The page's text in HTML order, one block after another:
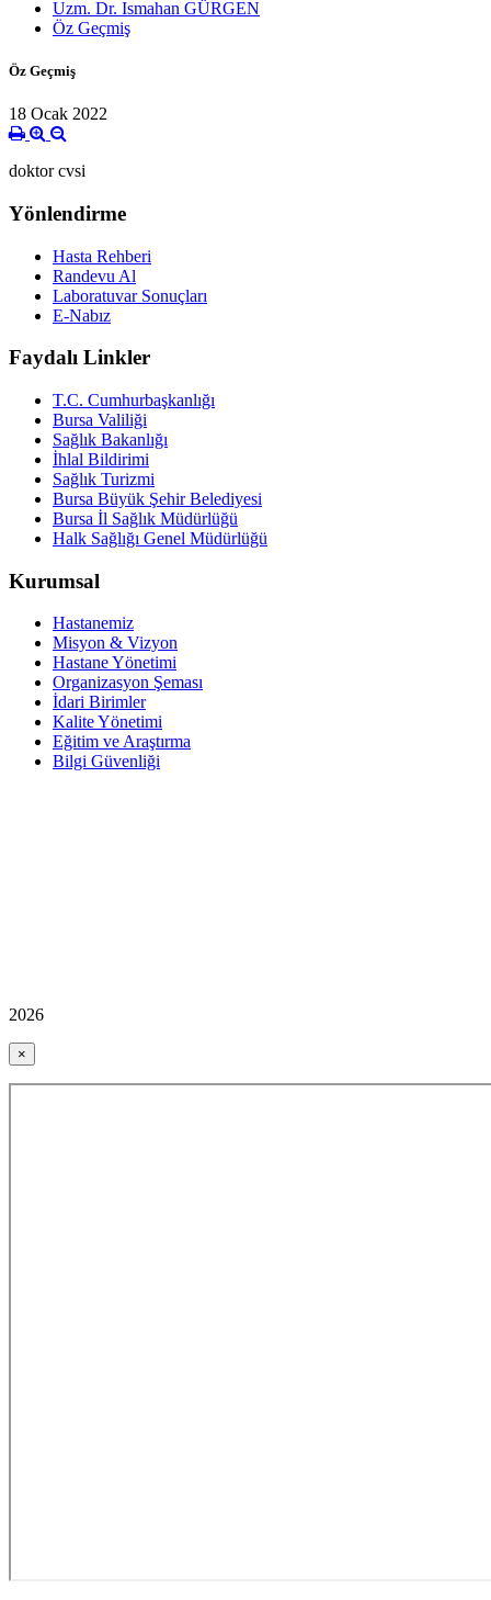
Uzm. Dr. Ismahan GÜRGEN
Öz Geçmiş
Öz Geçmiş
18 Ocak 2022
doktor cvsi
Yönlendirme
Hasta Rehberi
Randevu Al
Laboratuvar Sonuçları
E-Nabız
Faydalı Linkler
T.C. Cumhurbaşkanlığı
Bursa Valiliği
Sağlık Bakanlığı
İhlal Bildirimi
Sağlık Turizmi
Bursa Büyük Şehir Belediyesi
Bursa İl Sağlık Müdürlüğü
Halk Sağlığı Genel Müdürlüğü
Kurumsal
Hastanemiz
Misyon & Vizyon
Hastane Yönetimi
Organizasyon Şeması
İdari Birimler
Kalite Yönetimi
Eğitim ve Araştırma
Bilgi Güvenliği
2026
×